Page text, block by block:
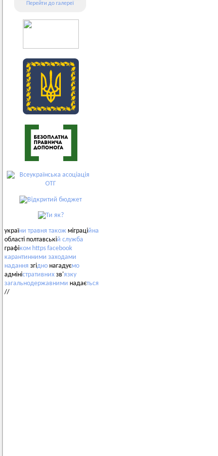
Перейти до галереї
україни травня також міграційна
області полтавській служба
графіком https facebook
карантинними заходами
надання згідно нагадуємо
адміністративних зв'язку
загальнодержавними надається
//